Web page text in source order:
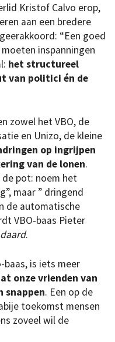
Kristof Calvo erop,
aan een bredere
“Een goed
inspanningen
het structureel
van politici én de
zowel het VBO, de
en Unizo, de kleine
op ingrijpen
van de lonen.
pot: noem het
maar ” dringend
de automatische
VBO-baas Pieter
.
baas, is iets meer
onze vrienden van
snappen. Een op de
toekomst mensen
zoveel wil de